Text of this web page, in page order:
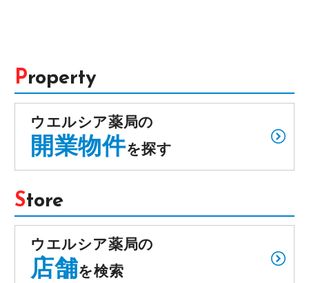
Property
ウエルシア薬局の
開業物件を探す
Store
ウエルシア薬局の
店舗を検索